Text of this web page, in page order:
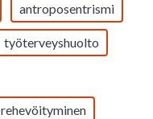
antroposentrismi
työterveyshuolto
rehevöityminen